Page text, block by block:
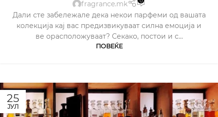
fragrance.mk
Дали сте забележале дека некои парфеми од вашата
колекција кај вас предизвикуваат силна емоција и
ве орасположуваат? Секако, постои и с...
ПОВЕЌЕ
25
ЈУЛ